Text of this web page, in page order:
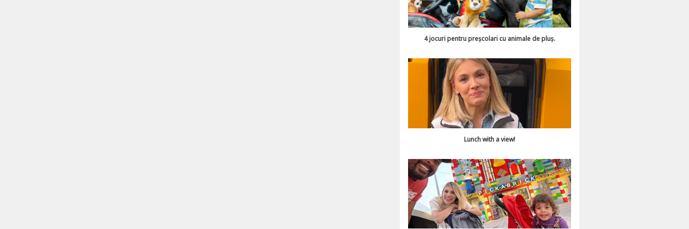
4 jocuri pentru preșcolari cu animale de pluș.
Lunch with a view!